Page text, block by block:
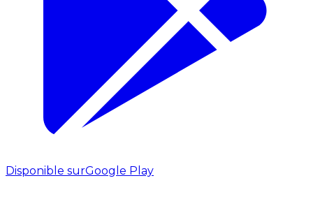
Disponible surGoogle Play